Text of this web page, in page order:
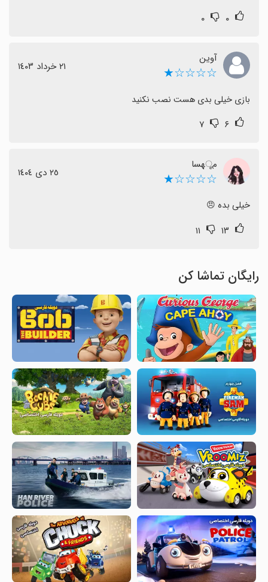
۰ ۰
آوین
☆☆☆☆★ ٢١ خرداد ١٤٠٣
بازی خیلی بدی هست نصب نکنید
۶ ۷
مूهسا
☆☆☆☆★ ٢٥ دی ١٤٠٤
خیلی بده 😠
۱۳ ۱۱
رایگان تماشا کن